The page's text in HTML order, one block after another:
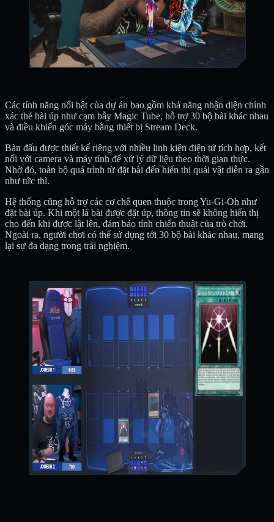
Các tính năng nổi bật của dự án bao gồm khả năng nhận diện chính
xác thẻ bài úp như cạm bẫy Magic Tube, hỗ trợ 30 bộ bài khác nhau
và điều khiển góc máy bằng thiết bị Stream Deck.
Bàn đấu được thiết kế riêng với nhiều linh kiện điện tử tích hợp, kết
nối với camera và máy tính để xử lý dữ liệu theo thời gian thực.
Nhờ đó, toàn bộ quá trình từ đặt bài đến hiển thị quái vật diễn ra gần
như tức thì.
Hệ thống cũng hỗ trợ các cơ chế quen thuộc trong Yu-Gi-Oh như
đặt bài úp. Khi một lá bài được đặt úp, thông tin sẽ không hiển thị
cho đến khi được lật lên, đảm bảo tính chiến thuật của trò chơi.
Ngoài ra, người chơi có thể sử dụng tới 30 bộ bài khác nhau, mang
lại sự đa dạng trong trải nghiệm.